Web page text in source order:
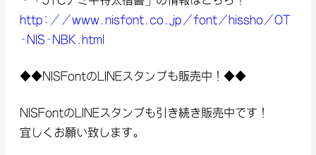
http://www.nisfont.co.jp/font/hissho/OT
-NIS-NBK.html
◆◆NISFontのLINEスタンプも販売中！◆◆
NISFontのLINEスタンプも引き続き販売中です！
宜しくお願い致します。